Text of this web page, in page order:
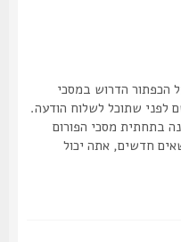
הדרוש במסכי
שתוכל לשלוח הודעה.
מסכי הפורום
חדשים, אתה יכול